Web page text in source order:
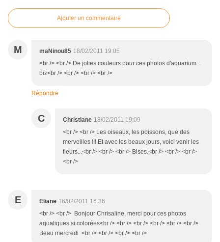
Ajouter un commentaire
M maNinou85 18/02/2011 19:05
<br /> <br /> De jolies couleurs pour ces photos d'aquarium...
biz<br /> <br /> <br /> <br />
Répondre
C Christiane 18/02/2011 19:09
<br /> <br /> Les oiseaux, les poissons, que des
merveilles !!! Et avec les beaux jours, voici venir les
fleurs...<br /> <br /> <br /> Bises.<br /> <br /> <br />
<br />
E Eliane 16/02/2011 16:36
<br /> <br /> Bonjour Chrisaline, merci pour ces photos
aquatiques si colorées<br /> <br /> <br /> <br /> <br /> <br />
Beau mercredi <br /> <br /> <br /> <br />